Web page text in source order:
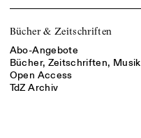
Bücher & Zeitschriften
Abo-Angebote
Bücher, Zeitschriften, Musik
Open Access
TdZ Archiv